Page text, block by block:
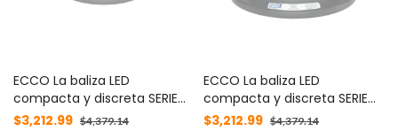
ECCO La baliza LED
compacta y discreta SERIE
Profile™ color ambar MOD:
$3,212.99 $4,379.14
ECCO La baliza LED
compacta y discreta SERIE
Profile™ domo claro, color
$3,212.99 $4,379.14